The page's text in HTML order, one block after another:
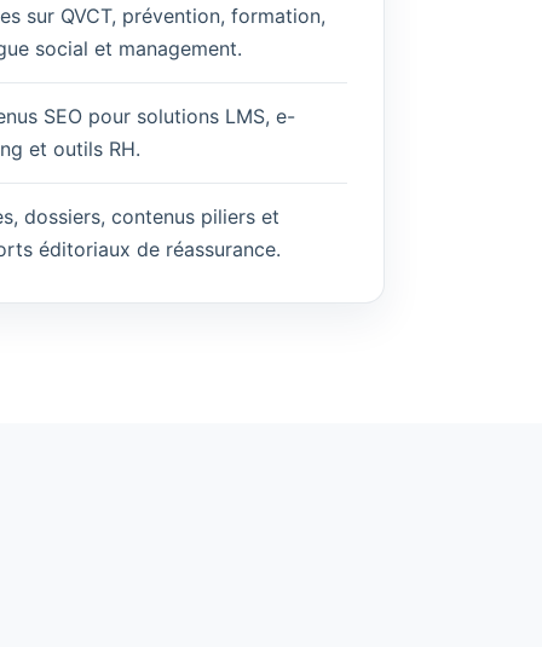
sur QVCT, prévention, formation,
social et management.
SEO pour solutions LMS, e-
et outils RH.
dossiers, contenus piliers et
éditoriaux de réassurance.